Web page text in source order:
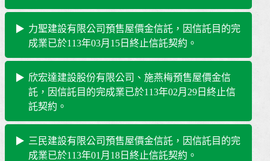
力聖建設有限公司預售屋價金信託，因信託目的完
成業已於113年03月15日終止信託契約。
欣宏達建設股份有限公司、施燕梅預售屋價金信
託，因信託目的完成業已於113年02月29日終止信
託契約。
三民建設有限公司預售屋價金信託，因信託目的完
成業已於113年01月18日終止信託契約。